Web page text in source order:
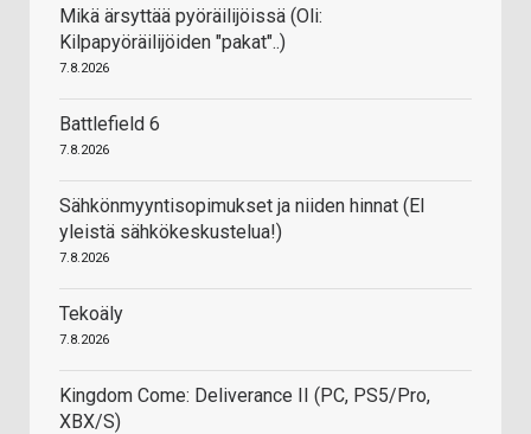
Mikä ärsyttää pyöräilijöissä (Oli:
Kilpapyöräilijöiden "pakat"..)
7.8.2026
Battlefield 6
7.8.2026
Sähkönmyyntisopimukset ja niiden hinnat (EI
yleistä sähkökeskustelua!)
7.8.2026
Tekoäly
7.8.2026
Kingdom Come: Deliverance II (PC, PS5/Pro,
XBX/S)